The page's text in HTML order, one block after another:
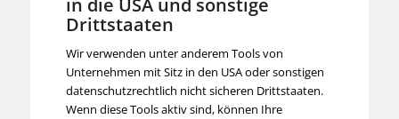
in die USA und sonstige
Drittstaaten
Wir verwenden unter anderem Tools von
Unternehmen mit Sitz in den USA oder sonstigen
datenschutzrechtlich nicht sicheren Drittstaaten.
Wenn diese Tools aktiv sind, können Ihre